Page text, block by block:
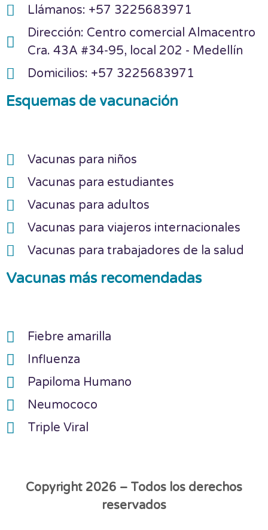
Llámanos: +57 3225683971
Dirección: Centro comercial Almacentro
Cra. 43A #34-95, local 202 - Medellín
Domicilios: +57 3225683971
Esquemas de vacunación
Vacunas para niños
Vacunas para estudiantes
Vacunas para adultos
Vacunas para viajeros internacionales
Vacunas para trabajadores de la salud
Vacunas más recomendadas
Fiebre amarilla
Influenza
Papiloma Humano
Neumococo
Triple Viral
Copyright 2026 – Todos los derechos
reservados